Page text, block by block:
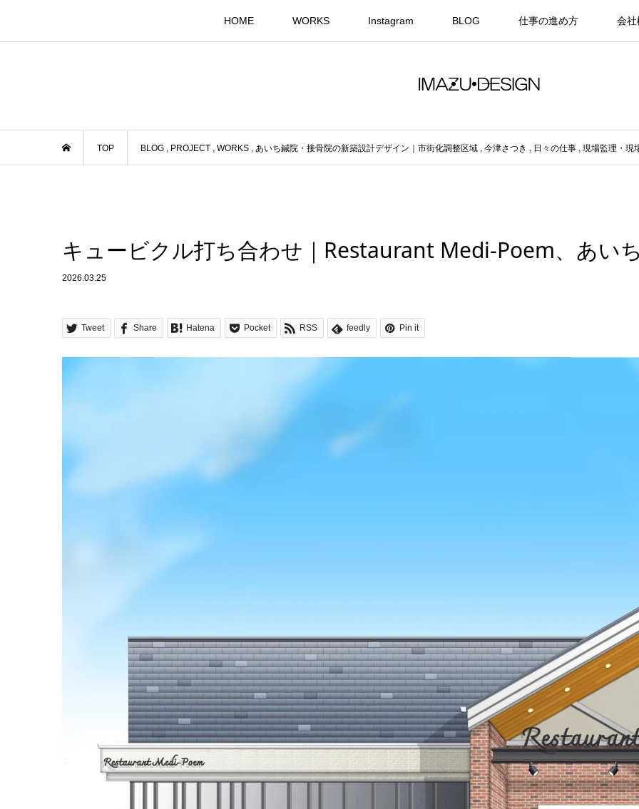
HOME WORKS Instagram BLOG 仕事の進め方 会社
TOP BLOG PROJECT WORKS あいち鍼院・接骨院の新築設計デザイン｜市街化調整区域 今津さつき 日々の仕事 現場監理・現
キュービクル打ち合わせ｜Restaurant Medi-Poem、あい
2026.03.25
Tweet Share Hatena Pocket RSS feedly Pin it